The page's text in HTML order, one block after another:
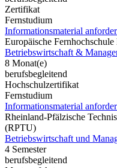
Zertifikat
Fernstudium
Informationsmaterial
Europäische
Betriebswirtschaft &
8 Monat(e)
berufsbegleitend
Hochschulzertifikat
Fernstudium
Informationsmaterial
Rheinland-Pfälzische
(RPTU)
Betriebswirtschaft und
4 Semester
berufsbegleitend